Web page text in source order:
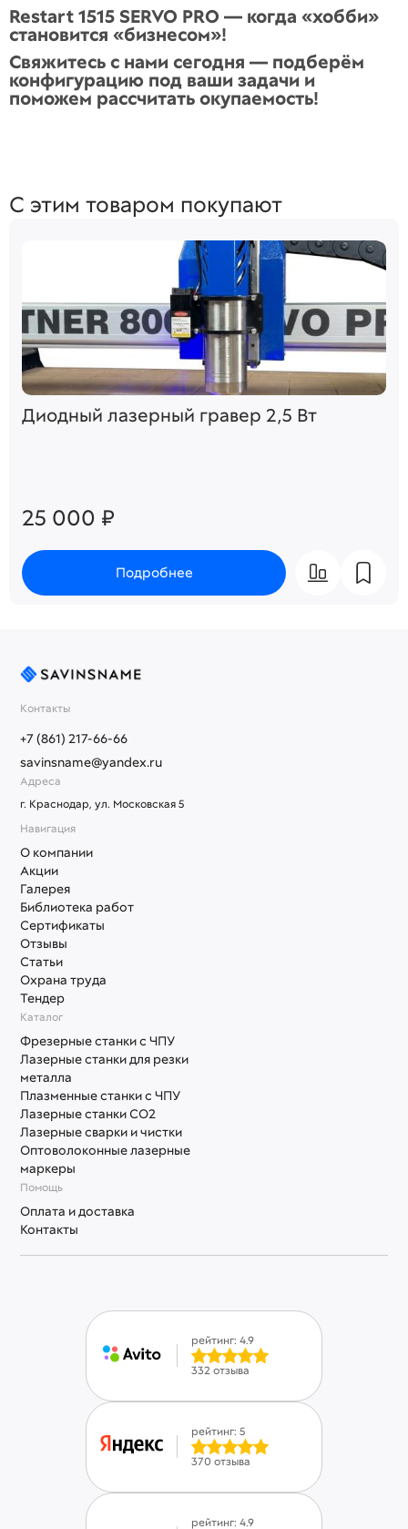
Restart 1515 SERVO PRO — когда «хобби»
становится «бизнесом»!
Свяжитесь с нами сегодня — подберём
конфигурацию под ваши задачи и
поможем рассчитать окупаемость!
С этим товаром покупают
Диодный лазерный гравер 2,5 Вт
25 000 ₽
Подробнее
Контакты
+7 (861) 217-66-66
savinsname@yandex.ru
Адреса
г. Краснодар, ул. Московская 5
Помощь
Оплата и доставка
Контакты
Навигация
О компании
Акции
Галерея
Библиотека работ
Сертификаты
Отзывы
Статьи
Охрана труда
Тендер
Каталог
Фрезерные станки с ЧПУ
Лазерные станки для резки
металла
Плазменные станки с ЧПУ
Лазерные станки СО2
Лазерные сварки и чистки
Оптоволоконные лазерные
маркеры
рейтинг: 4.9
332 отзыва
рейтинг: 5
370 отзыва
рейтинг: 4.9